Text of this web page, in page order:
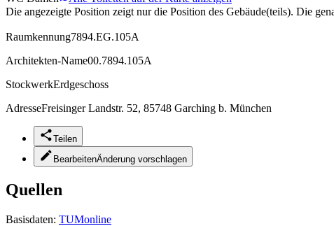
Die angezeigte Position zeigt nur die Position des Gebäude(teils). Die
Raumkennung7894.EG.105A
Architekten-Name00.7894.105A
StockwerkErdgeschoss
AdresseFreisinger Landstr. 52, 85748 Garching b. München
Teilen
BearbeitenÄnderung vorschlagen
Quellen
Basisdaten: TUMonline